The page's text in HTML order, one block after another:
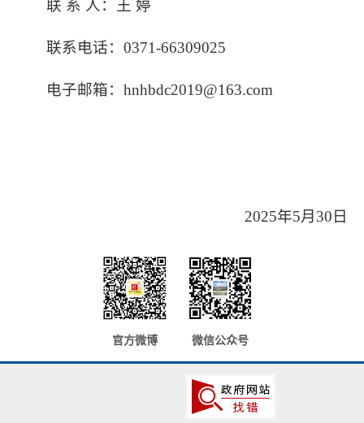
联 系 人：王 婷
联系电话：0371-66309025
电子邮箱：hnhbdc2019@163.com
2025年5月30日
官方微博 微信公众号